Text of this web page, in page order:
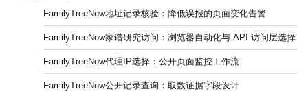
FamilyTreeNow地址记录核验：降低误报的页面变化告警
FamilyTreeNow家谱研究访问：浏览器自动化与 API 访问层选择
FamilyTreeNow代理IP选择：公开页面监控工作流
FamilyTreeNow公开记录查询：取数证据字段设计